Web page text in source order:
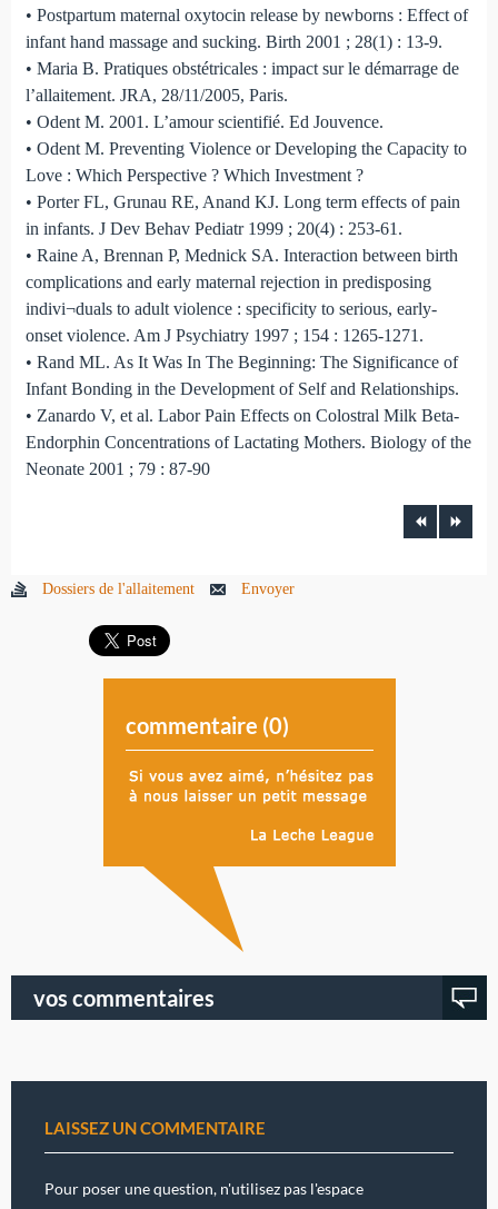
• Postpartum maternal oxytocin release by newborns : Effect of
infant hand massage and sucking. Birth 2001 ; 28(1) : 13-9.
• Maria B. Pratiques obstétricales : impact sur le démarrage de
l’allaitement. JRA, 28/11/2005, Paris.
• Odent M. 2001. L’amour scientifié. Ed Jouvence.
• Odent M. Preventing Violence or Developing the Capacity to
Love : Which Perspective ? Which Investment ?
• Porter FL, Grunau RE, Anand KJ. Long term effects of pain
in infants. J Dev Behav Pediatr 1999 ; 20(4) : 253-61.
• Raine A, Brennan P, Mednick SA. Interaction between birth
complications and early maternal rejection in predisposing
indivi¬duals to adult violence : specificity to serious, early-
onset violence. Am J Psychiatry 1997 ; 154 : 1265-1271.
• Rand ML. As It Was In The Beginning: The Significance of
Infant Bonding in the Development of Self and Relationships.
• Zanardo V, et al. Labor Pain Effects on Colostral Milk Beta-
Endorphin Concentrations of Lactating Mothers. Biology of the
Neonate 2001 ; 79 : 87-90
Dossiers de l'allaitement Envoyer
commentaire (0)
vos commentaires
LAISSEZ UN COMMENTAIRE
Pour poser une question, n'utilisez pas l'espace